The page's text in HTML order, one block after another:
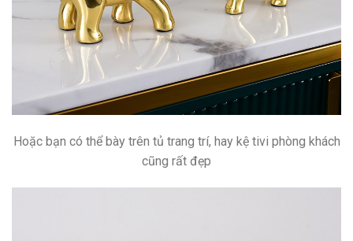
Hoặc bạn có thể bày trên tủ trang trí, hay kệ tivi phòng khách
cũng rất đẹp